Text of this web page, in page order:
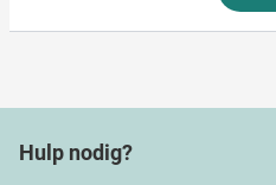
Hulp nodig?